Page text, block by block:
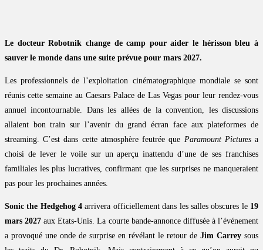
Le docteur Robotnik change de camp pour aider le hérisson bleu à
sauver le monde dans une suite prévue pour mars 2027.
Les professionnels de l’exploitation cinématographique mondiale se sont
réunis cette semaine au Caesars Palace de Las Vegas pour leur rendez-vous
annuel incontournable. Dans les allées de la convention, les discussions
allaient bon train sur l’avenir du grand écran face aux plateformes de
streaming. C’est dans cette atmosphère feutrée que Paramount Picturesa
choisi de lever le voile sur un aperçu inattendu d’une de ses franchises
familiales les plus lucratives, confirmant que les surprises ne manqueraient
pas pour les prochaines années.
Sonic the Hedgehog 4 arrivera officiellement dans les salles obscures le 19
mars 2027 aux Etats-Unis. La courte bande-annonce diffusée à l’événement
a provoqué une onde de surprise en révélant le retour de Jim Carrey sous